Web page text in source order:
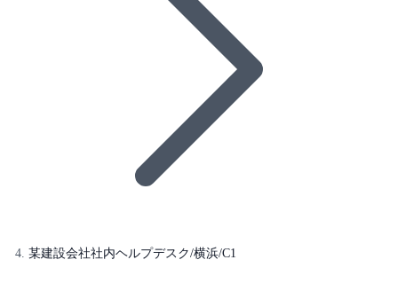
某建設会社社内ヘルプデスク/横浜/C1